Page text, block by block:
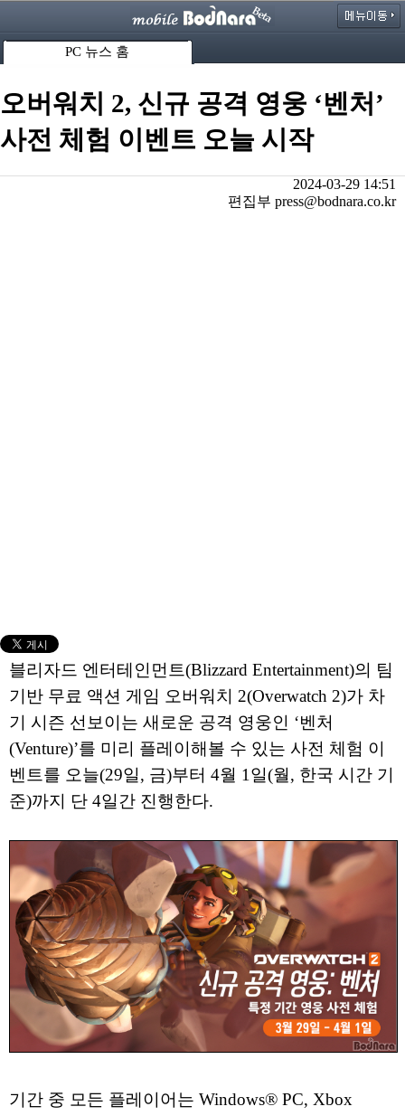
PC 뉴스 홈
오버워치 2, 신규 공격 영웅 ‘벤처’
사전 체험 이벤트 오늘 시작
2024-03-29 14:51
편집부 press@bodnara.co.kr
블리자드 엔터테인먼트(Blizzard Entertainment)의 팀
기반 무료 액션 게임 오버워치 2(Overwatch 2)가 차
기 시즌 선보이는 새로운 공격 영웅인 ‘벤처
(Venture)’를 미리 플레이해볼 수 있는 사전 체험 이
벤트를 오늘(29일, 금)부터 4월 1일(월, 한국 시간 기
준)까지 단 4일간 진행한다.
기간 중 모든 플레이어는 Windows® PC, Xbox